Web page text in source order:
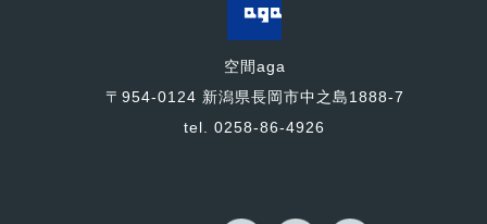
空間aga
〒954-0124 新潟県長岡市中之島1888-7
tel. 0258-86-4926